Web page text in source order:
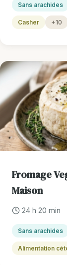
Sans arachides
Casher +10
Fromage
Maison
24 h 20 min
Sans arachides
Alimentation